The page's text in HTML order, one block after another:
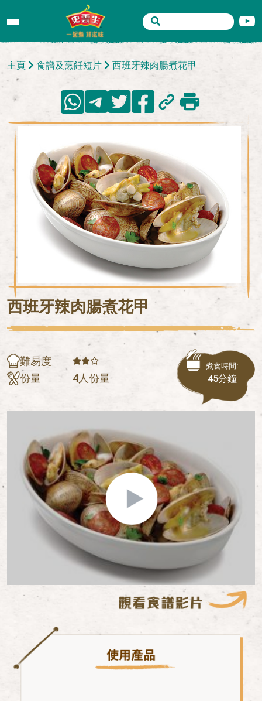
主頁 食譜及烹飪短片 西班牙辣肉腸煮花甲
西班牙辣肉腸煮花甲
難易度
份量
4人份量
煮食時間:
45分鐘